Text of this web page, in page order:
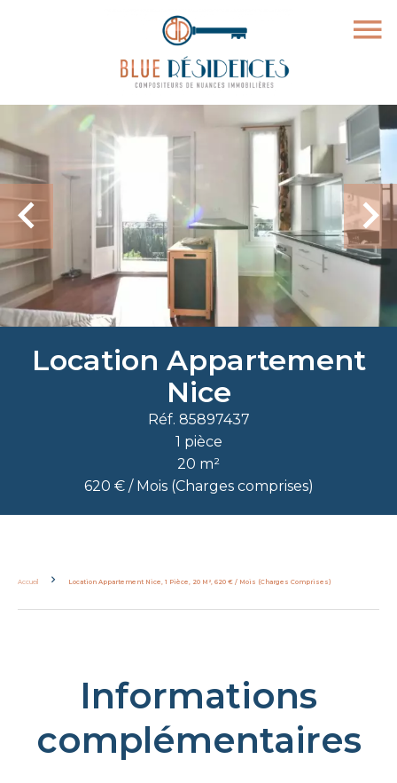
Location Appartement
Nice
Réf. 85897437
1 pièce
20 m²
620 € / Mois (Charges comprises)
Accueil Location Appartement Nice, 1 Pièce, 20 M², 620 € / Mois (Charges Comprises)
Informations
complémentaires